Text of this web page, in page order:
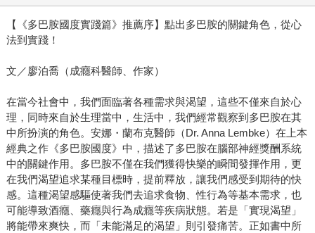
【《多巴胺國度實踐篇》推薦序】點出多巴胺的關鍵角色，從心
法到實踐！
文／廖泊喬（成癮科醫師、作家）
在當今社會中，我們面臨著各種需求與渴望，這些不僅來自於心
理，同時來自於生理當中，生活中，我們經常觀察到多巴胺在其
中所扮演的角色。安娜・蘭布克醫師（Dr. Anna Lembke）在上本
經典之作《多巴胺國度》中，描述了多巴胺在腦部神經獎酬系統
中的關鍵作用。多巴胺不僅在我們獲得快樂的瞬間發揮作用，更
在我們渴望追求某種目標時，提前釋放，讓我們感受到期待的快
感。這種渴望感驅使著我們去追求食物、性行為等基本需求，也
可能導致酒癮、藥癮與行為成癮等疾病狀態。若是「實現渴望」
將能帶來爽快，而「未能滿足的渴望」則引發痛苦。正如書中所